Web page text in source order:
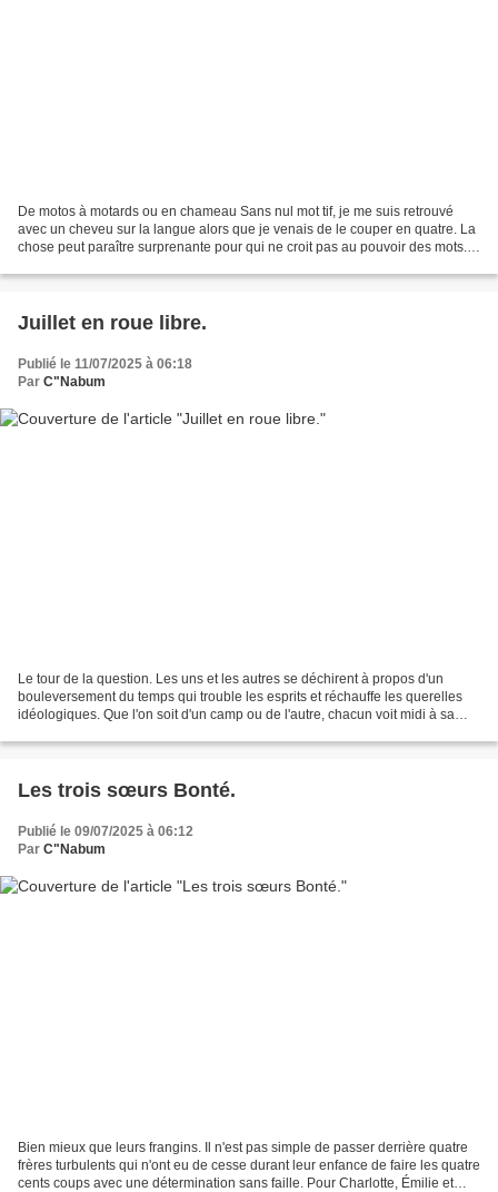
De motos à motards ou en chameau Sans nul mot tif, je me suis retrouvé
avec un cheveu sur la langue alors que je venais de le couper en quatre. La
chose peut paraître surprenante pour qui ne croit pas au pouvoir des mots.
Juillet en roue libre.
Publié le 11/07/2025 à 06:18
Par C"Nabum
Le tour de la question. Les uns et les autres se déchirent à propos d'un
bouleversement du temps qui trouble les esprits et réchauffe les querelles
idéologiques. Que l'on soit d'un camp ou de l'autre, chacun voit midi à sa
Les trois sœurs Bonté.
Publié le 09/07/2025 à 06:12
Par C"Nabum
Bien mieux que leurs frangins. Il n'est pas simple de passer derrière quatre
frères turbulents qui n'ont eu de cesse durant leur enfance de faire les quatre
cents coups avec une détermination sans faille. Pour Charlotte, Émilie et